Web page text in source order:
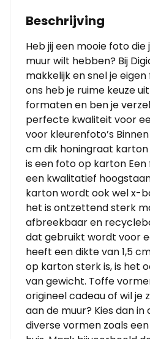
Beschrijving
Heb jij een mooie foto
muur wilt hebben? Bij
makkelijk en snel je
ons heb je ruime keuze
formaten en ben je
perfecte kwaliteit voor
voor kleurenfoto’s
cm dik honingraat
is een foto op karton
een kwalitatief
karton wordt ook wel x-
het is ontzettend sterk
afbreekbaar en
dat gebruikt wordt voor
heeft een dikte van 1,5
op karton sterk is, is het
van gewicht. Toffe
origineel cadeau of wil je
aan de muur? Kies dan in
diverse vormen zoals